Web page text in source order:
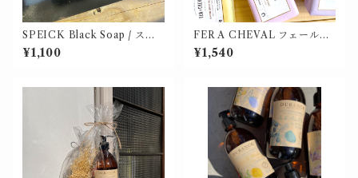
SPEICK Black Soap / スパ
イク ブラックソープ
¥1,100
FER A CHEVAL フェール・
シュヴァル フレグランスソー
プ【価格改定】
¥1,540